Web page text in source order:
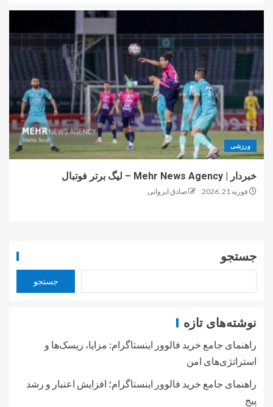
ورزشی
خبردار | Mehr News Agency – لیگ برتر فوتبال
فوریه 21, 2026 صادق ایروانی
جستجو
جستجو
نوشته‌های تازه
راهنمای جامع خرید فالوور اینستاگرام: مزایا، ریسک‌ها و
استراتژی‌های امن
راهنمای جامع خرید فالوور اینستاگرام؛ افزایش اعتبار و رشد
پیج